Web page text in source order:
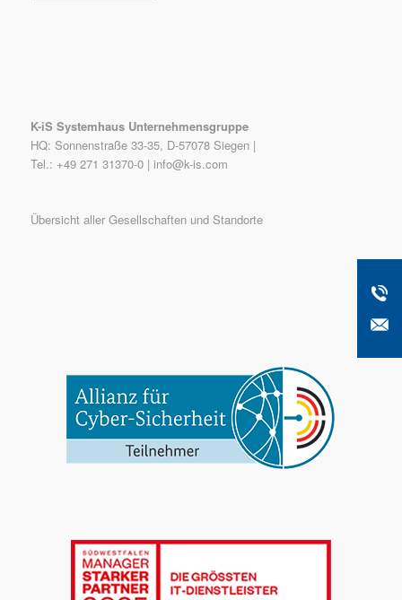
K-iS Systemhaus Unternehmensgruppe
HQ: Sonnenstraße 33-35, D-57078 Siegen |
Tel.: +49 271 31370-0 | info@k-is.com
Übersicht aller Gesellschaften und Standorte